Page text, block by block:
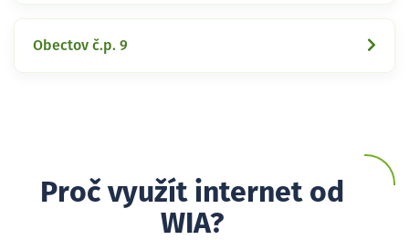
Obectov č.p. 9
Proč využít internet od
WIA?